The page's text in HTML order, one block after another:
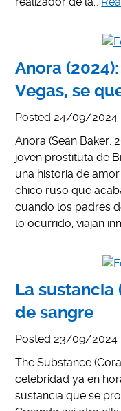
Anora
Vegas, se
Posted 24/09/2024
Anora (Sean Baker,
joven prostituta de
una historia de
chico ruso que
cuando los padres
lo ocurrido, viajan
La sustancia
de sangre
Posted 23/09/2024
The Substance
celebridad ya en
sustancia que se